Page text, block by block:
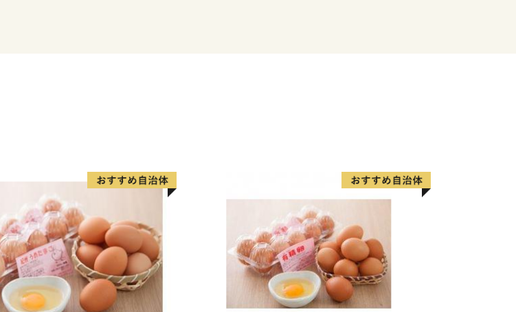
その生産量は全国シェア8割を占めるほど。G7広島サミットでは、
来訪したG7各国代表団及びプレス関係者の記念品として、福山の
デニムを使ったサミットバッグが採用されました。
福山市は「世界に誇るばらのまち」をめざした活動を行っていま
す。戦時中の大空襲によって市街地の約8割が焼失。戦後の混迷を
抜け出せない中、1956年、南公園（現在のばら公園）に近隣住民